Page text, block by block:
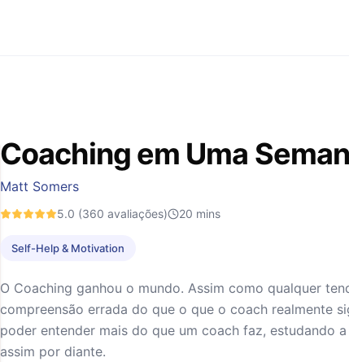
Coaching em Uma
Matt Somers
5.0 (360 avaliações) 20 mins
Self-Help & Motivation
O Coaching ganhou o mundo. Assim como qualquer
compreensão errada do que o que o coach realmente
poder entender mais do que um coach faz, estudando
assim por diante.